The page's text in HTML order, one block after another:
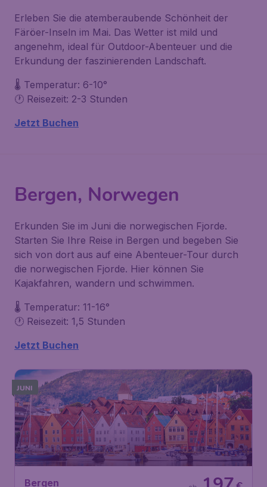
Erleben Sie die atemberaubende Schönheit der
Färöer-Inseln im Mai. Das Wetter ist mild und
angenehm, ideal für Outdoor-Abenteuer und die
Erkundung der faszinierenden Landschaft.
🌡️ Temperatur: 6-10°
🕐 Reisezeit: 2-3 Stunden
Jetzt Buchen
Bergen, Norwegen
Erkunden Sie im Juni die norwegischen Fjorde.
Starten Sie Ihre Reise in Bergen und begeben Sie
sich von dort aus auf eine Abenteuer-Tour durch
die norwegischen Fjorde. Hier können Sie
Kajakfahren, wandern und schwimmen.
🌡️ Temperatur: 11-16°
🕐 Reisezeit: 1,5 Stunden
Jetzt Buchen
JUNI
Bergen